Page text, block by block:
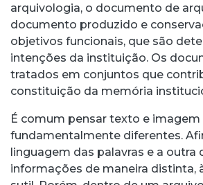
arquivologia, o documento de
documento produzido e
objetivos funcionais, que são
intenções da instituição. Os
tratados em conjuntos que
constituição da memória
É comum pensar texto e
fundamentalmente diferentes.
linguagem das palavras e a outra
informações de maneira distinta,